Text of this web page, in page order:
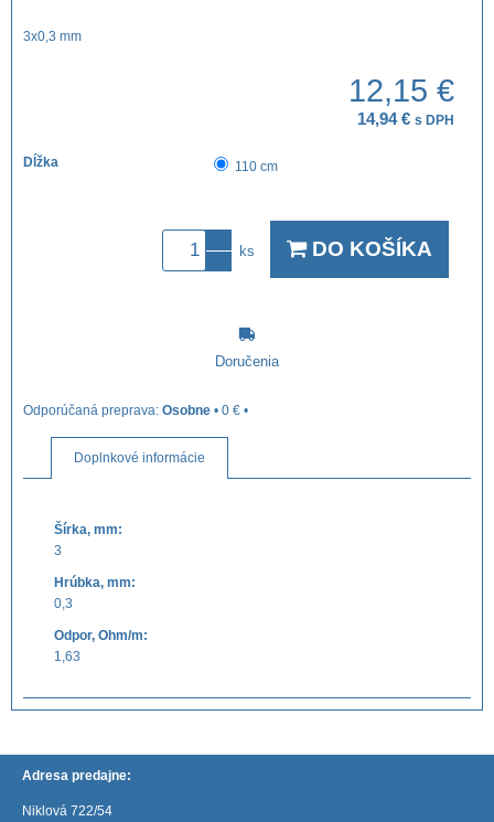
3x0,3 mm
12,15 €
14,94 € s DPH
Dĺžka 110 cm
ks DO KOŠÍKA
Doručenia
Osobne • 0 € •
Doplnkové informácie
Šírka, mm:
3
Hrúbka, mm:
0,3
Odpor, Ohm/m:
1,63
Adresa predajne:
Niklová 722/54